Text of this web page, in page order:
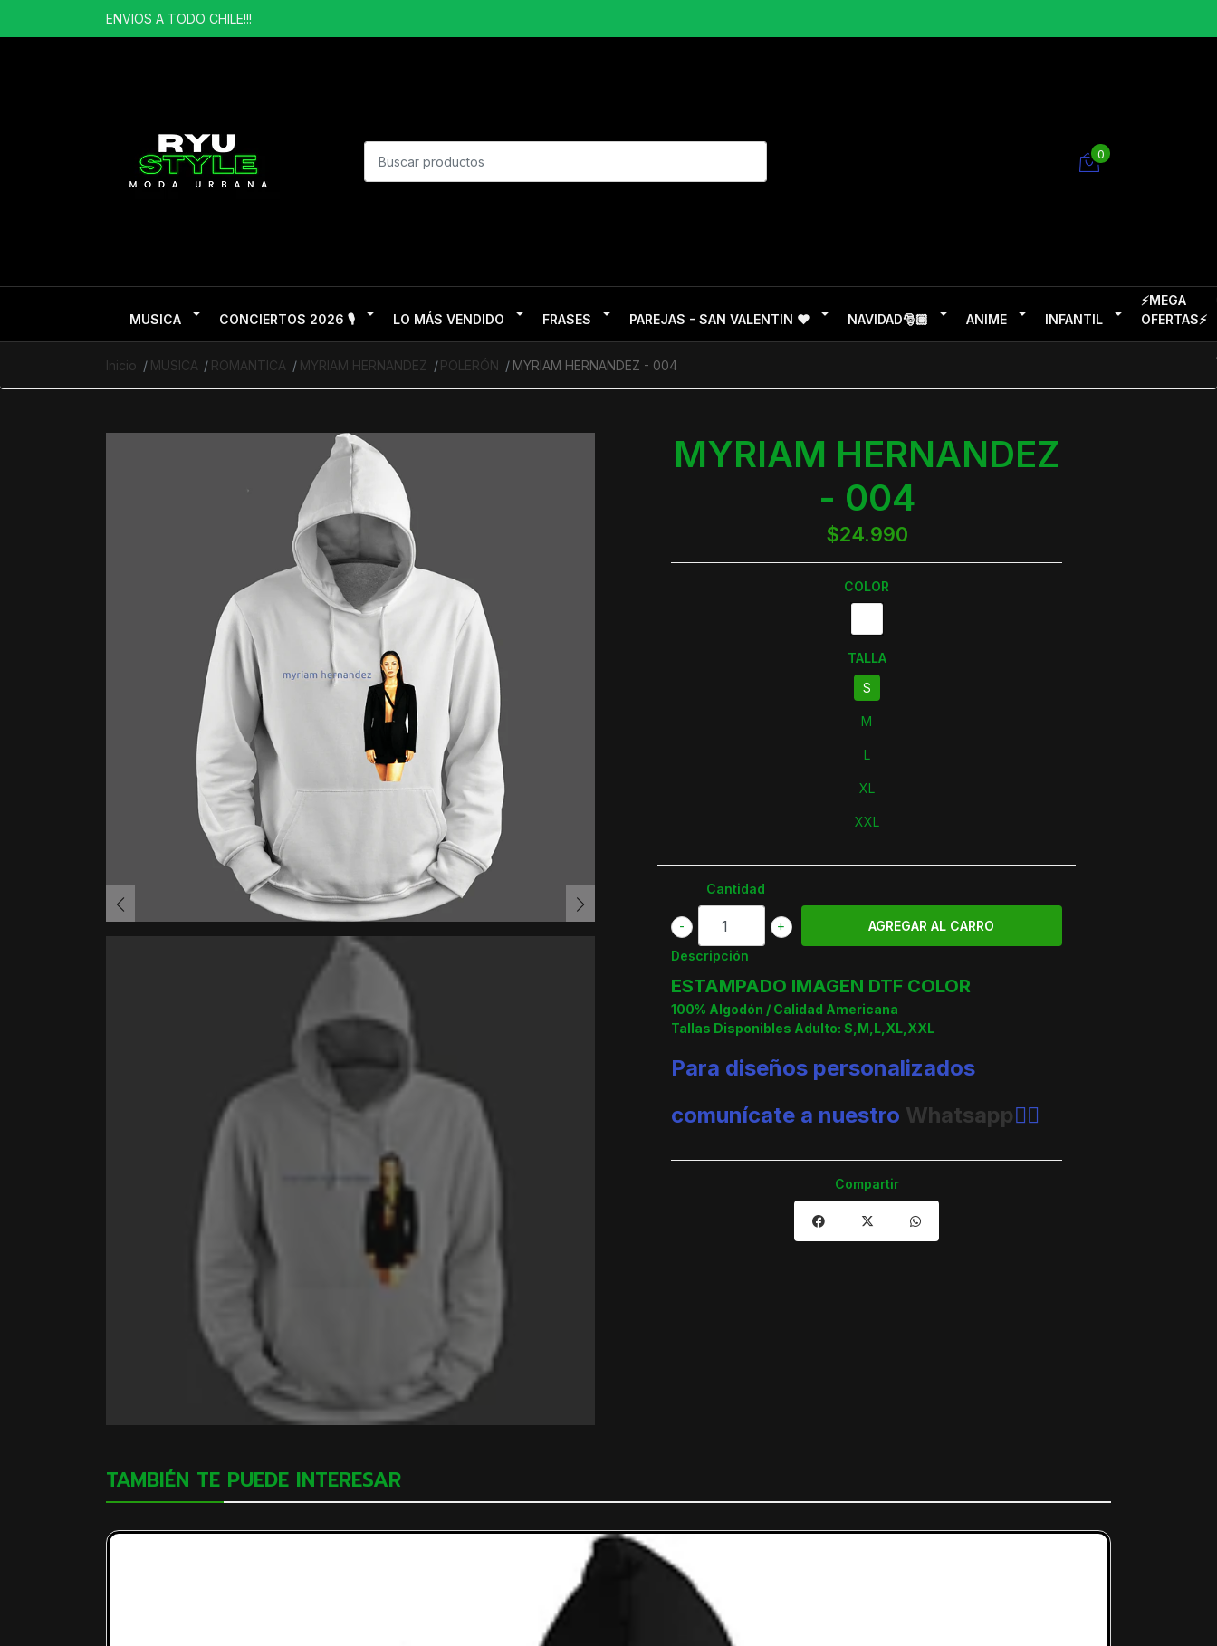
ENVIOS A TODO CHILE!!!
0
MUSICA CONCIERTOS 2026 🎙️ LO MÁS VENDIDO FRASES PAREJAS - SAN VALENTIN ❤ NAVIDAD🎅🏽 ANIME INFANTIL
⚡MEGA
OFERTAS⚡
Inicio MUSICA ROMANTICA MYRIAM HERNANDEZ POLERÓN MYRIAM HERNANDEZ - 004
MYRIAM HERNANDEZ
- 004
$24.990
COLOR
TALLA
S
M
L
XL
XXL
Cantidad
+
-
Descripción
ESTAMPADO IMAGEN DTF COLOR
100% Algodón / Calidad Americana
Tallas Disponibles Adulto: S,M,L,XL,XXL
Para diseños personalizados
comunícate a nuestro Whatsapp👈🏼
Compartir
TAMBIÉN TE PUEDE INTERESAR